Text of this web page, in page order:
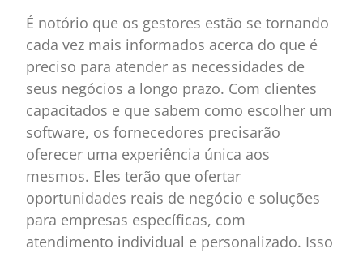
É notório que os gestores estão se tornando
cada vez mais informados acerca do que é
preciso para atender as necessidades de
seus negócios a longo prazo. Com clientes
capacitados e que sabem como escolher um
software, os fornecedores precisarão
oferecer uma experiência única aos
mesmos. Eles terão que ofertar
oportunidades reais de negócio e soluções
para empresas específicas, com
atendimento individual e personalizado. Isso